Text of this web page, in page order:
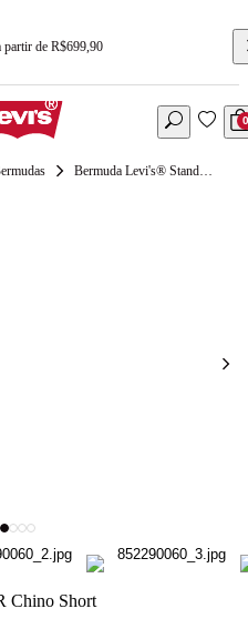
partir de R$699,90
0
Bermuda Levi's® Standard TPR Chino Short
Chino Short